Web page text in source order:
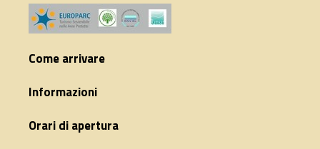
Come arrivare
Informazioni
Orari di apertura